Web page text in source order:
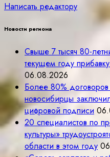
Написать редактору
Новости региона
Свыше 7 тысяч 80-
текущем году
06.08.2026
Более 80%
новосибирцы
цифровой подписи
20 специалистов по
культуры»
области в этом году